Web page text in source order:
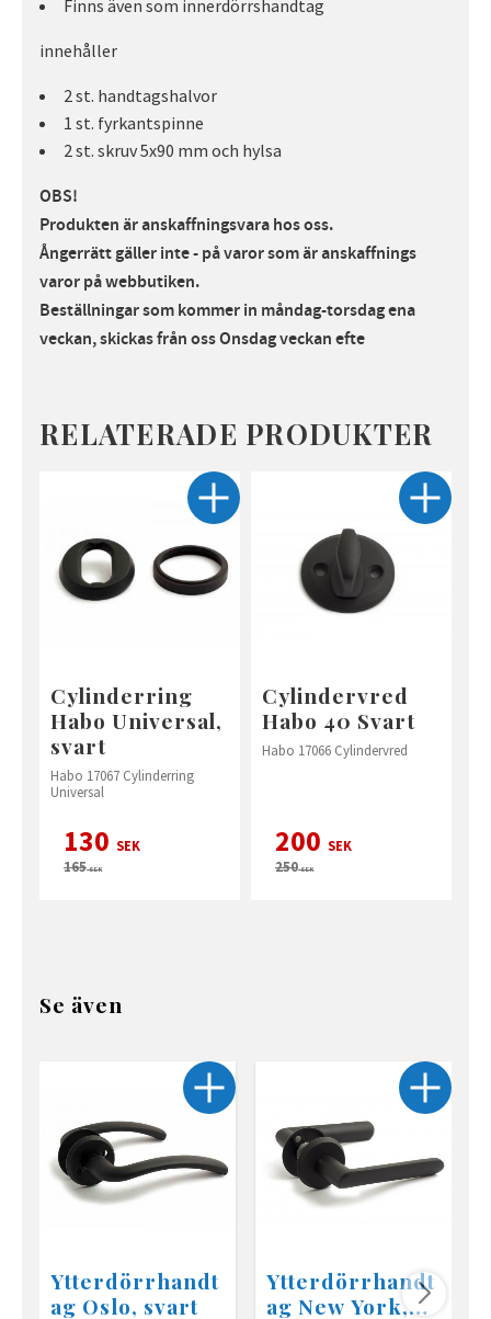
Finns även som innerdörrshandtag
innehåller
2 st. handtagshalvor
1 st. fyrkantspinne
2 st. skruv 5x90 mm och hylsa
OBS!
Produkten är anskaffningsvara hos oss.
Ångerrätt gäller inte - på varor som är anskaffnings
varor på webbutiken.
Beställningar som kommer in måndag-torsdag ena
veckan, skickas från oss Onsdag veckan efte
RELATERADE PRODUKTER
Cylinderring
Habo Universal,
svart
Habo 17067 Cylinderring
Universal
130 SEK
165SEK
Cylindervred
Habo 40 Svart
Habo 17066 Cylindervred
200 SEK
250SEK
Se även
Ytterdörrhandt
ag Oslo, svart
Ytterdörrhandt
ag New York,